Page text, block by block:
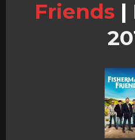
Friends |